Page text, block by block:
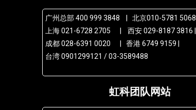
广州总部 400 999 3848 | 北京010-5781 5068
上海 021-6728 2705 | 西安 029-8187 3816 |
成都 028-6391 0020 | 香港 6749 9159 |
台湾 0901299121 / 03-3589488
虹科团队网站